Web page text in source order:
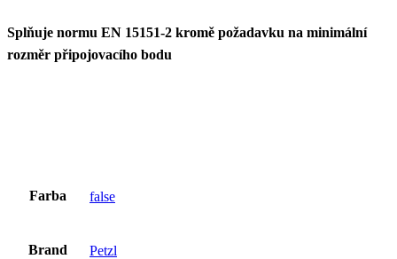
Splňuje normu EN 15151-2 kromě požadavku na minimální
rozměr připojovacího bodu
Farba false
Brand Petzl